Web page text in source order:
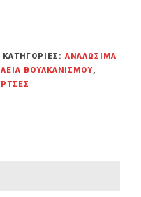
ΚΑΤΗΓΟΡΊΕΣ:ΑΝΑΛΏΣΙΜΑ
ΒΟΥΛΚΑΝΙΣΜΟΎ,